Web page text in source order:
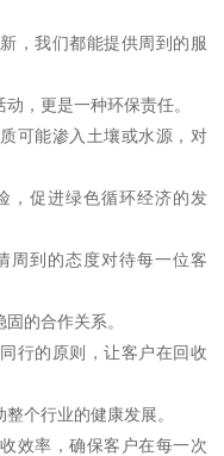
，我们都能提供周到的服
，更是一种环保责任。
可能渗入土壤或水源，对
，促进绿色循环经济的发
周到的态度对待每一位客
的合作关系。
行的原则，让客户在回收
个行业的健康发展。
效率，确保客户在每一次